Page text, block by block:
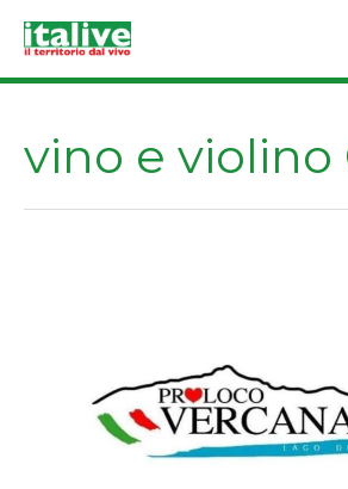
vino e violino